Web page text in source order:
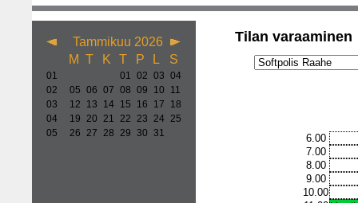
Tammikuu 2026
M T K T P L S
01 01 02 03 04
02
05 06 07 08 09 10
11
03
12 13 14 15 16 17
18
04
19 20 21 22 23 24 25
05
26 27 28 29 30 31
Tilan varaaminen
6.00
7.00
8.00
9.00
10.00